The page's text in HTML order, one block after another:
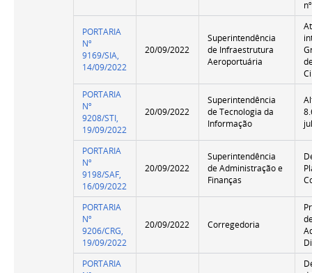
PORTARIA
Nº
9169/SIA,
14/09/2022
20/09/2022
Superintendência
de Infraestrutura
Aeroportuária
PORTARIA
Nº
9208/STI,
19/09/2022
20/09/2022
Superintendência
de Tecnologia da
Informação
PORTARIA
Nº
9198/SAF,
16/09/2022
20/09/2022
Superintendência
de Administração e
Finanças
PORTARIA
Nº
9206/CRG,
19/09/2022
20/09/2022 Corregedoria
PORTARIA